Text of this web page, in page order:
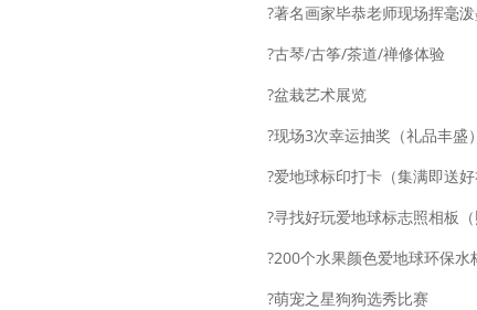
?著名画家毕恭老师现场挥毫
?古琴/古筝/茶道/禅修体验
?盆栽艺术展览
?现场3次幸运抽奖（礼品丰盛）
?爱地球标印打卡（集满即送好
?寻找好玩爱地球标志照相板
?200个水果颜色爱地球环保水
?萌宠之星狗狗选秀比赛